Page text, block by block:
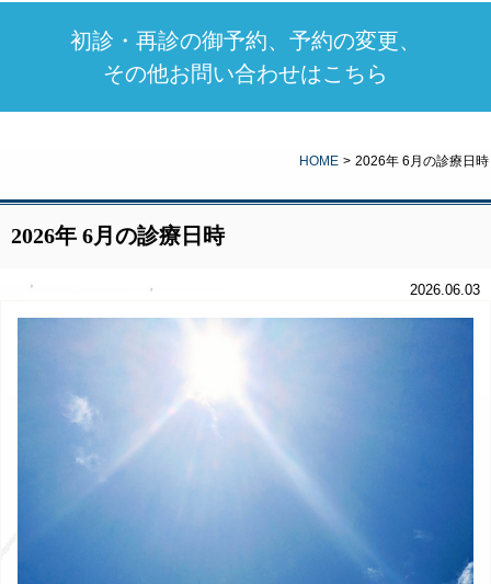
初診・再診の御予約、予約の変更、
その他お問い合わせはこちら
HOME > 2026年 6月の診療日時
2026年 6月の診療日時
2026.06.03